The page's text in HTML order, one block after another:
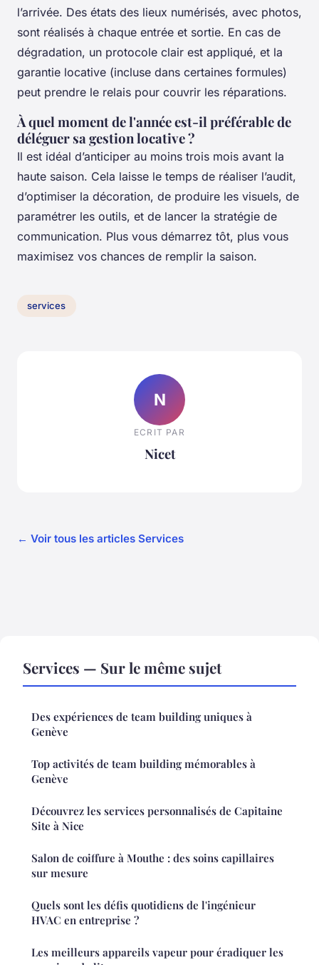
l’arrivée. Des états des lieux numérisés, avec photos,
sont réalisés à chaque entrée et sortie. En cas de
dégradation, un protocole clair est appliqué, et la
garantie locative (incluse dans certaines formules)
peut prendre le relais pour couvrir les réparations.
À quel moment de l'année est-il préférable de
déléguer sa gestion locative ?
Il est idéal d’anticiper au moins trois mois avant la
haute saison. Cela laisse le temps de réaliser l’audit,
d’optimiser la décoration, de produire les visuels, de
paramétrer les outils, et de lancer la stratégie de
communication. Plus vous démarrez tôt, plus vous
maximisez vos chances de remplir la saison.
services
N
ECRIT PAR
Nicet
← Voir tous les articles Services
Services — Sur le même sujet
Des expériences de team building uniques à
Genève
Top activités de team building mémorables à
Genève
Découvrez les services personnalisés de Capitaine
Site à Nice
Salon de coiffure à Mouthe : des soins capillaires
sur mesure
Quels sont les défis quotidiens de l'ingénieur
HVAC en entreprise ?
Les meilleurs appareils vapeur pour éradiquer les